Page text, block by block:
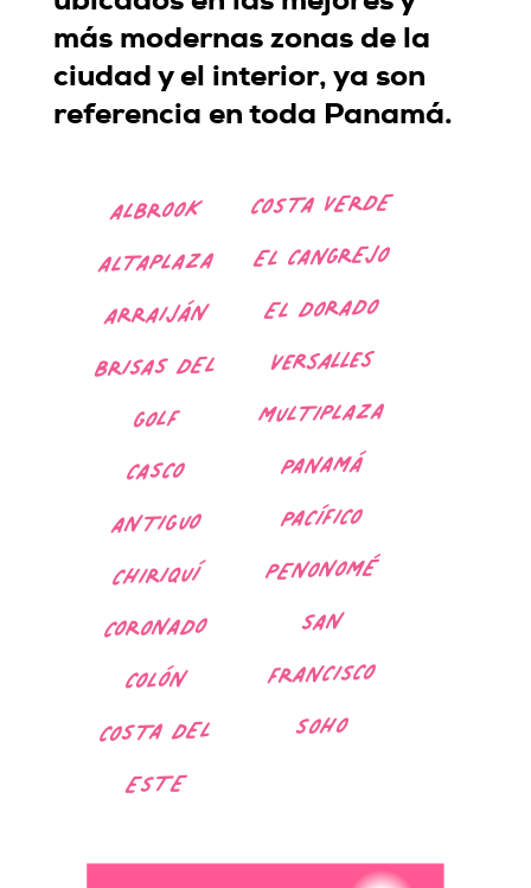
más modernas zonas de la
ciudad y el interior, ya son
referencia en toda Panamá.
ALBROOK
ALTAPLAZA
ARRAIJÁN
BRISAS DEL
GOLF
CASCO
ANTIGUO
CHIRIQUÍ
CORONADO
COLÓN
COSTA DEL
ESTE
COSTA VERDE
EL CANGREJO
EL DORADO
versalles
MULTIPLAZA
PANAMÁ
PACÍFICO
PENONOMÉ
SAN
FRANCISCO
SOHO